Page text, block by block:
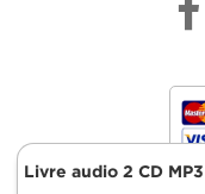
Livre audio 2 CD MP3